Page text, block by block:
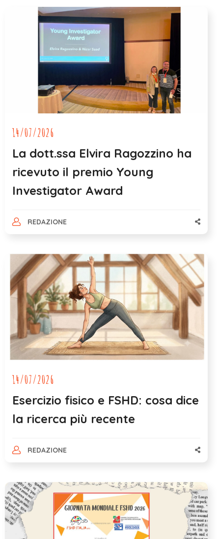
14/07/2026
La dott.ssa Elvira Ragozzino ha
ricevuto il premio Young
Investigator Award
REDAZIONE
14/07/2026
Esercizio fisico e FSHD: cosa dice
la ricerca più recente
REDAZIONE